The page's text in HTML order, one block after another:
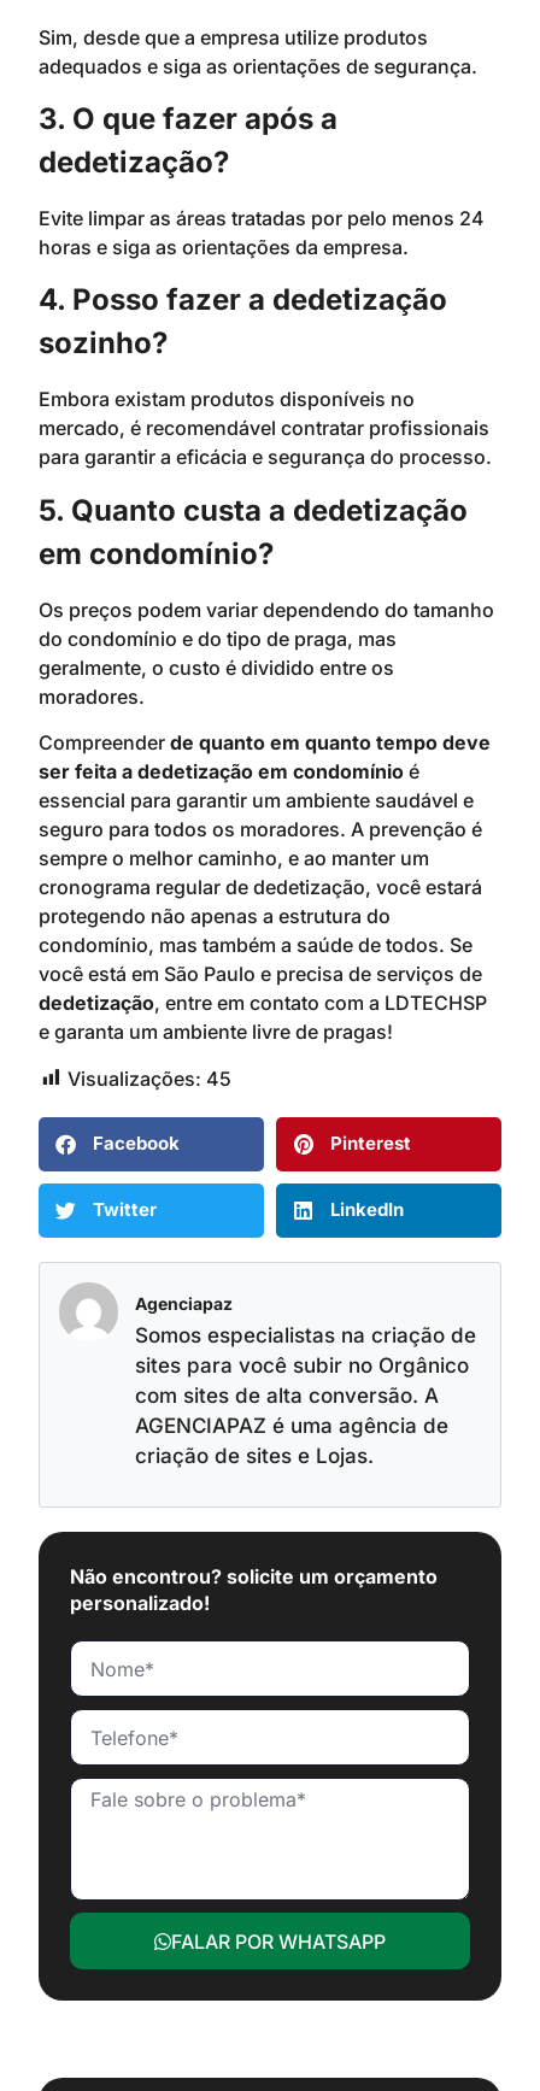
Sim, desde que a empresa utilize produtos
adequados e siga as orientações de segurança.
3. O que fazer após a
dedetização?
Evite limpar as áreas tratadas por pelo menos 24
horas e siga as orientações da empresa.
4. Posso fazer a dedetização
sozinho?
Embora existam produtos disponíveis no
mercado, é recomendável contratar profissionais
para garantir a eficácia e segurança do processo.
5. Quanto custa a dedetização
em condomínio?
Os preços podem variar dependendo do tamanho
do condomínio e do tipo de praga, mas
geralmente, o custo é dividido entre os
moradores.
Compreender de quanto em quanto tempo deve
ser feita a dedetização em condomínio é
essencial para garantir um ambiente saudável e
seguro para todos os moradores. A prevenção é
sempre o melhor caminho, e ao manter um
cronograma regular de dedetização, você estará
protegendo não apenas a estrutura do
condomínio, mas também a saúde de todos. Se
você está em São Paulo e precisa de serviços de
dedetização, entre em contato com a LDTECHSP
e garanta um ambiente livre de pragas!
Visualizações: 45
Facebook Pinterest
Twitter LinkedIn
Agenciapaz
Somos especialistas na criação de
sites para você subir no Orgânico
com sites de alta conversão. A
AGENCIAPAZ é uma agência de
criação de sites e Lojas.
Não encontrou? solicite um orçamento
personalizado!
FALAR POR WHATSAPP